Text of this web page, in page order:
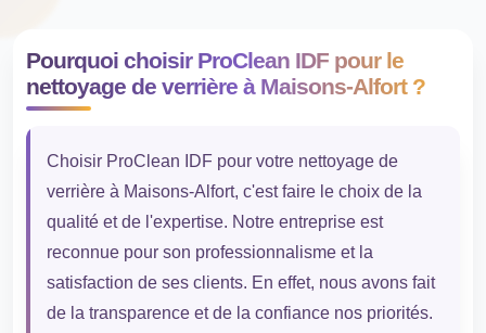
Pourquoi choisir ProClean IDF pour le
nettoyage de verrière à Maisons-Alfort ?
Choisir ProClean IDF pour votre nettoyage de
verrière à Maisons-Alfort, c'est faire le choix de la
qualité et de l'expertise. Notre entreprise est
reconnue pour son professionnalisme et la
satisfaction de ses clients. En effet, nous avons fait
de la transparence et de la confiance nos priorités.